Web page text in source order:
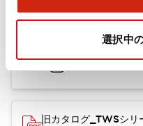
選択中
TWSシリーズ コン
.PDF
旧カタログ_TWSシ